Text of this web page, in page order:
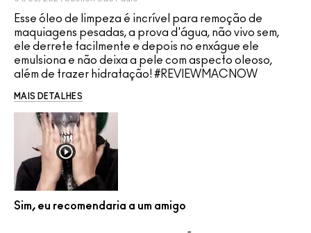
Esse óleo de limpeza é incrível para remoção de
maquiagens pesadas, a prova d'água, não vivo sem,
ele derrete facilmente e depois no enxágue ele
emulsiona e não deixa a pele com aspecto oleoso,
além de trazer hidratação! #REVIEWMACNOW
MAIS DETALHES
Sim, eu recomendaria a um amigo